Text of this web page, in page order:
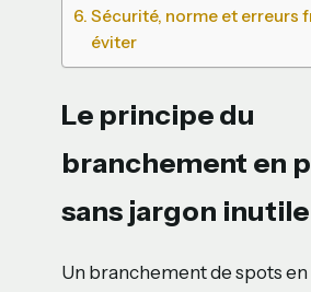
Sécurité, norme et erreurs
éviter
Le principe du
branchement en
sans jargon inutile
Un branchement de spots